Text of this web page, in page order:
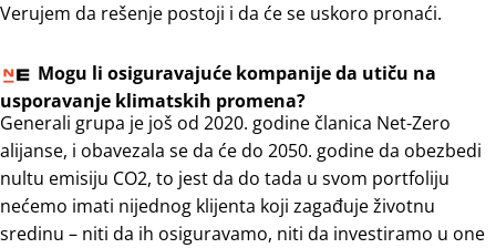
Verujem da rešenje postoji i da će se uskoro pronaći.
Mogu li osiguravajuće kompanije da utiču na
usporavanje klimatskih promena?
Generali grupa je još od 2020. godine članica Net-Zero
alijanse, i obavezala se da će do 2050. godine da obezbedi
nultu emisiju CO2, to jest da do tada u svom portfoliju
nećemo imati nijednog klijenta koji zagađuje životnu
sredinu – niti da ih osiguravamo, niti da investiramo u one